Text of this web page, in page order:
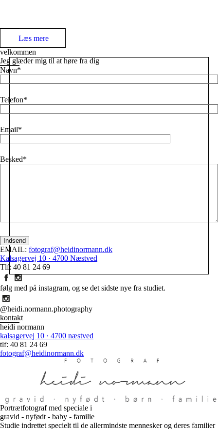
Læs mere
velkommen
Jeg glæder mig til at høre fra dig
Navn
Telefon
Email
Besked
EMAIL: fotograf@heidinormann.dk
Kalsagervej 10 · 4700 Næstved
Tlf: 40 81 24 69
følg med på instagram, og se det sidste nye fra studiet.
@heidi.normann.photography
kontakt
heidi normann
kalsagervej 10 · 4700 næstved
tlf: 40 81 24 69
fotograf@heidinormann.dk
Portrætfotograf med speciale i
gravid - nyfødt - baby - familie
Studie indrettet specielt til de allermindste mennesker og deres familier